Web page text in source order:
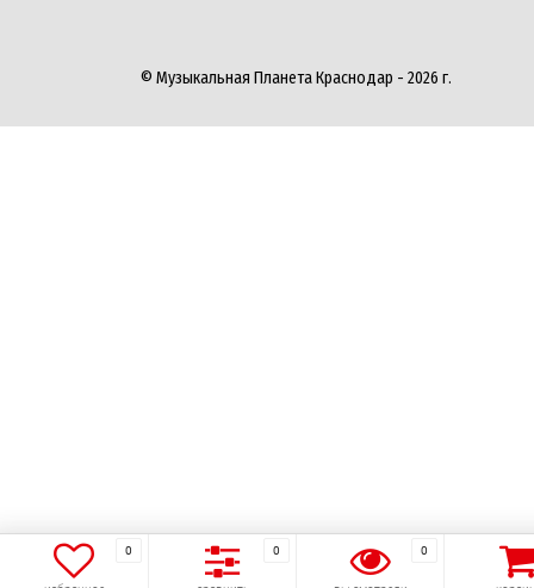
© Музыкальная Планета Краснодар - 2026 г.
0 0 0